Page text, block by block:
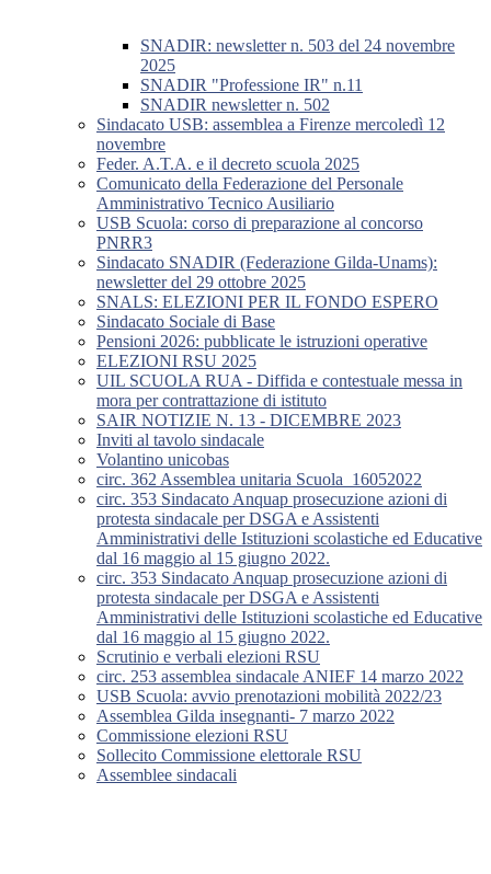
SNADIR: newsletter n. 503 del 24 novembre
2025
SNADIR "Professione IR" n.11
SNADIR newsletter n. 502
Sindacato USB: assemblea a Firenze mercoledì 12
novembre
Feder. A.T.A. e il decreto scuola 2025
Comunicato della Federazione del Personale
Amministrativo Tecnico Ausiliario
USB Scuola: corso di preparazione al concorso
PNRR3
Sindacato SNADIR (Federazione Gilda-Unams):
newsletter del 29 ottobre 2025
SNALS: ELEZIONI PER IL FONDO ESPERO
Sindacato Sociale di Base
Pensioni 2026: pubblicate le istruzioni operative
ELEZIONI RSU 2025
UIL SCUOLA RUA - Diffida e contestuale messa in
mora per contrattazione di istituto
SAIR NOTIZIE N. 13 - DICEMBRE 2023
Inviti al tavolo sindacale
Volantino unicobas
circ. 362 Assemblea unitaria Scuola_16052022
circ. 353 Sindacato Anquap prosecuzione azioni di
protesta sindacale per DSGA e Assistenti
Amministrativi delle Istituzioni scolastiche ed Educative
dal 16 maggio al 15 giugno 2022.
circ. 353 Sindacato Anquap prosecuzione azioni di
protesta sindacale per DSGA e Assistenti
Amministrativi delle Istituzioni scolastiche ed Educative
dal 16 maggio al 15 giugno 2022.
Scrutinio e verbali elezioni RSU
circ. 253 assemblea sindacale ANIEF 14 marzo 2022
USB Scuola: avvio prenotazioni mobilità 2022/23
Assemblea Gilda insegnanti- 7 marzo 2022
Commissione elezioni RSU
Sollecito Commissione elettorale RSU
Assemblee sindacali